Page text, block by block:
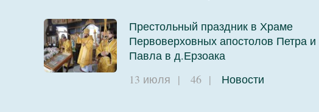
004
Престольный праздник в Храме
Первоверховных апостолов Петра и
Павла в д.Ерзоака
13 июля | 46 | Новости